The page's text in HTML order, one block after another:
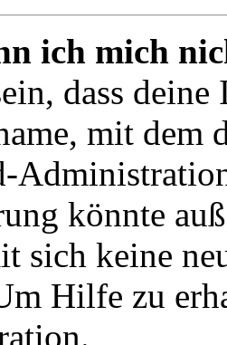
ich mich
dass
mit dem
könnte
sich keine
Hilfe zu